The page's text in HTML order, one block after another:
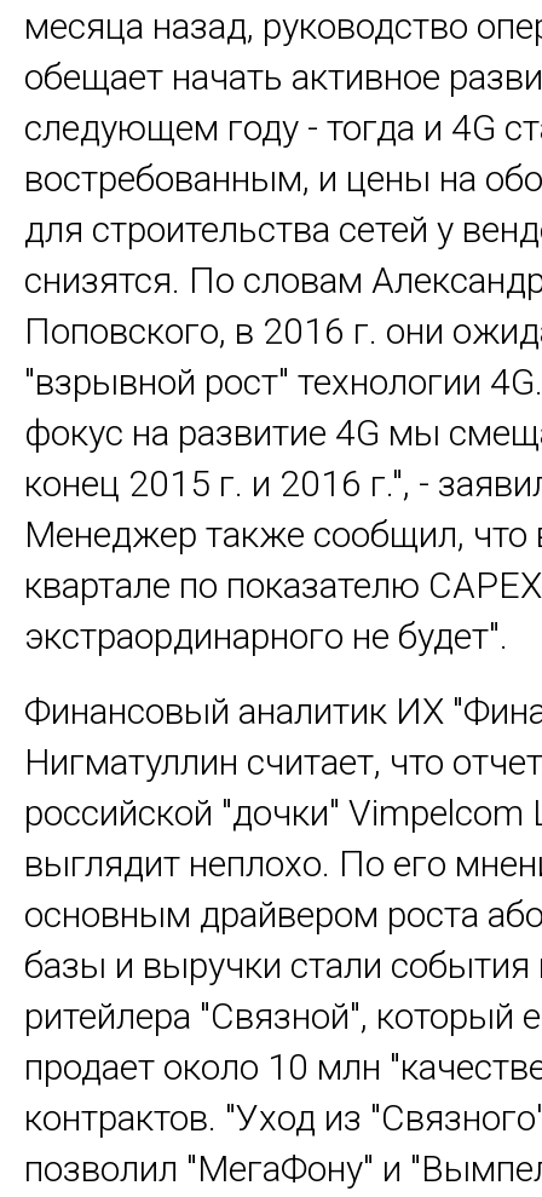
месяца назад, руководство
обещает начать активное
следующем году - тогда и 4G
востребованным, и цены на
для строительства сетей у
снизятся. По словам
Поповского, в 2016 г. они
"взрывной рост" технологии
фокус на развитие 4G мы
конец 2015 г. и 2016 г.", -
Менеджер также сообщил, что
квартале по показателю
экстраординарного не будет".
Финансовый аналитик ИХ
Нигматуллин считает, что
российской "дочки" Vimpelсom
выглядит неплохо. По его
основным драйвером роста
базы и выручки стали события
ритейлера "Связной", который
продает около 10 млн
контрактов. "Уход из
позволил "МегаФону" и